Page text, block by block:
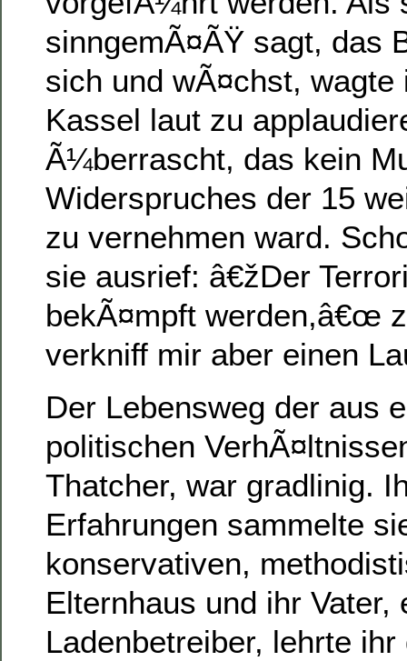
sinngemÃ¤ÃŸ sagt, das
sich und wÃ¤chst, wagte
Kassel laut zu
Ã¼berrascht, das kein
Widerspruches der 15
zu vernehmen ward.
sie ausrief: â€žDer
bekÃ¤mpft werden,â€œ
verkniff mir aber einen
Der Lebensweg der aus
politischen
Thatcher, war gradlinig.
Erfahrungen sammelte
konservativen,
Elternhaus und ihr Vater,
Ladenbetreiber, lehrte ihr